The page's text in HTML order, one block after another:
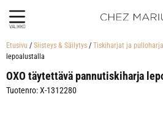
VALIKKO
Etusivu / Siisteys & Säilytys / Tiskiharjat ja
lepoalustalla
OXO täytettävä pannutiskiharja
Tuotenro: X-1312280